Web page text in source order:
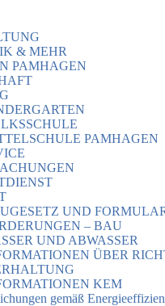
& MEHR
PAMHAGEN
PAMHAGEN
UND
– BAU
UND ABWASSER
ÜBER
KEM
gemäß